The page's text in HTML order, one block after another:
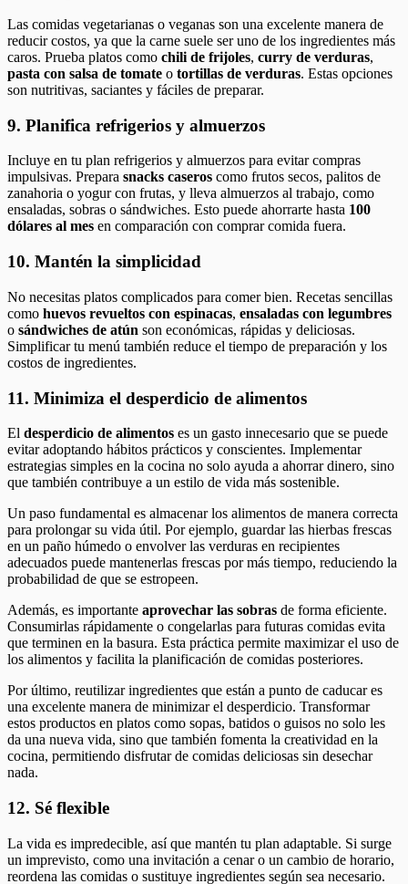
Las comidas vegetarianas o veganas son una excelente manera de
reducir costos, ya que la carne suele ser uno de los ingredientes más
caros. Prueba platos como chili de frijoles, curry de verduras,
pasta con salsa de tomate o tortillas de verduras. Estas opciones
son nutritivas, saciantes y fáciles de preparar.
9. Planifica refrigerios y almuerzos
Incluye en tu plan refrigerios y almuerzos para evitar compras
impulsivas. Prepara snacks caseros como frutos secos, palitos de
zanahoria o yogur con frutas, y lleva almuerzos al trabajo, como
ensaladas, sobras o sándwiches. Esto puede ahorrarte hasta 100
dólares al mes en comparación con comprar comida fuera.
10. Mantén la simplicidad
No necesitas platos complicados para comer bien. Recetas sencillas
como huevos revueltos con espinacas, ensaladas con legumbres
o sándwiches de atún son económicas, rápidas y deliciosas.
Simplificar tu menú también reduce el tiempo de preparación y los
costos de ingredientes.
11. Minimiza el desperdicio de alimentos
El desperdicio de alimentos es un gasto innecesario que se puede
evitar adoptando hábitos prácticos y conscientes. Implementar
estrategias simples en la cocina no solo ayuda a ahorrar dinero, sino
que también contribuye a un estilo de vida más sostenible.
Un paso fundamental es almacenar los alimentos de manera correcta
para prolongar su vida útil. Por ejemplo, guardar las hierbas frescas
en un paño húmedo o envolver las verduras en recipientes
adecuados puede mantenerlas frescas por más tiempo, reduciendo la
probabilidad de que se estropeen.
Además, es importante aprovechar las sobras de forma eficiente.
Consumirlas rápidamente o congelarlas para futuras comidas evita
que terminen en la basura. Esta práctica permite maximizar el uso de
los alimentos y facilita la planificación de comidas posteriores.
Por último, reutilizar ingredientes que están a punto de caducar es
una excelente manera de minimizar el desperdicio. Transformar
estos productos en platos como sopas, batidos o guisos no solo les
da una nueva vida, sino que también fomenta la creatividad en la
cocina, permitiendo disfrutar de comidas deliciosas sin desechar
nada.
12. Sé flexible
La vida es impredecible, así que mantén tu plan adaptable. Si surge
un imprevisto, como una invitación a cenar o un cambio de horario,
reordena las comidas o sustituye ingredientes según sea necesario.